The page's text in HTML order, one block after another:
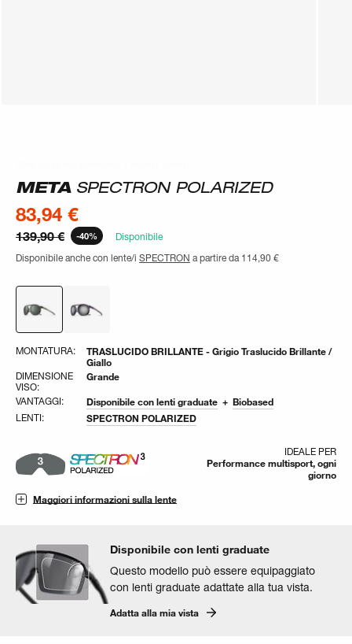
METASPECTRON POLARIZED
83,94 €
139,90 € -40%
Disponibile
Disponibile anche con lente/i SPECTRON a partire da 114,90 €
MONTATURA:
TRASLUCIDO BRILLANTE - Grigio Traslucido Brillante /
Giallo
DIMENSIONE
VISO:
Grande
VANTAGGI: Disponibile con lenti graduate Biobased
LENTI: SPECTRON POLARIZED
IDEALE PER
Performance multisport, ogni
giorno
Maggiori informazioni sulla lente
Disponibile con lenti graduate
Questo modello può essere equipaggiato
con lenti graduate adattate alla tua vista.
Adatta alla mia vista